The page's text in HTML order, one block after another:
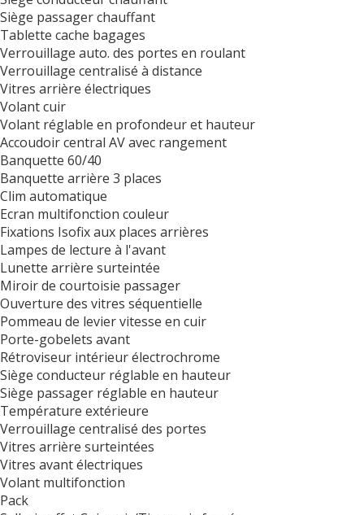
Siège passager chauffant
Tablette cache bagages
Verrouillage auto. des portes en roulant
Verrouillage centralisé à distance
Vitres arrière électriques
Volant cuir
Volant réglable en profondeur et hauteur
Accoudoir central AV avec rangement
Banquette 60/40
Banquette arrière 3 places
Clim automatique
Ecran multifonction couleur
Fixations Isofix aux places arrières
Lampes de lecture à l'avant
Lunette arrière surteintée
Miroir de courtoisie passager
Ouverture des vitres séquentielle
Pommeau de levier vitesse en cuir
Porte-gobelets avant
Rétroviseur intérieur électrochrome
Siège conducteur réglable en hauteur
Siège passager réglable en hauteur
Température extérieure
Verrouillage centralisé des portes
Vitres arrière surteintées
Vitres avant électriques
Volant multifonction
Pack